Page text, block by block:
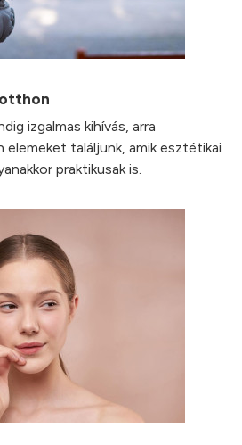
izgalmas kihívás, arra
elemeket találjunk, amik esztétikai
praktikusak is.